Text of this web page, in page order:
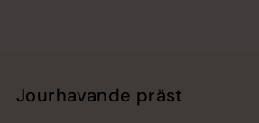
Jourhavande präst